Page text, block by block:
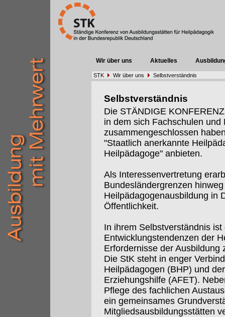
Wir über uns Aktuelles
STK Wir über uns Selbstverständnis
Selbstverständnis
Die STÄNDIGE
in dem sich Fachschulen und
zusammengeschlossen
"Staatlich anerkannte
Heilpädagoge" anbieten.
Als Interessenvertretung
Bundesländergrenzen
Heilpädagogenausbildung in
Öffentlichkeit.
In ihrem Selbstverständnis
Entwicklungstendenzen der
Erfordernisse der Ausbildung
Die StK steht in enger
Heilpädagogen (BHP) und
Erziehungshilfe (AFET).
Pflege des fachlichen
ein gemeinsames
Mitgliedsausbildungsstätten